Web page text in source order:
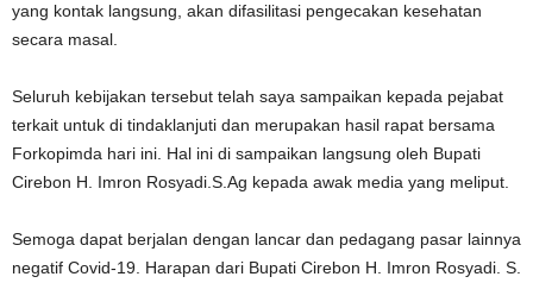
yang kontak langsung, akan difasilitasi pengecakan kesehatan
secara masal. ⠀
Seluruh kebijakan tersebut telah saya sampaikan kepada pejabat
terkait untuk di tindaklanjuti dan merupakan hasil rapat bersama
Forkopimda hari ini. Hal ini di sampaikan langsung oleh Bupati
Cirebon H. Imron Rosyadi.S.Ag kepada awak media yang meliput.
Semoga dapat berjalan dengan lancar dan pedagang pasar lainnya
negatif Covid-19. Harapan dari Bupati Cirebon H. Imron Rosyadi. S.